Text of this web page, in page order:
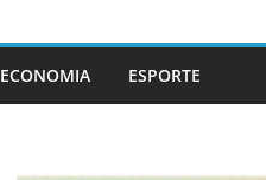
ECONOMIA ESPORTE